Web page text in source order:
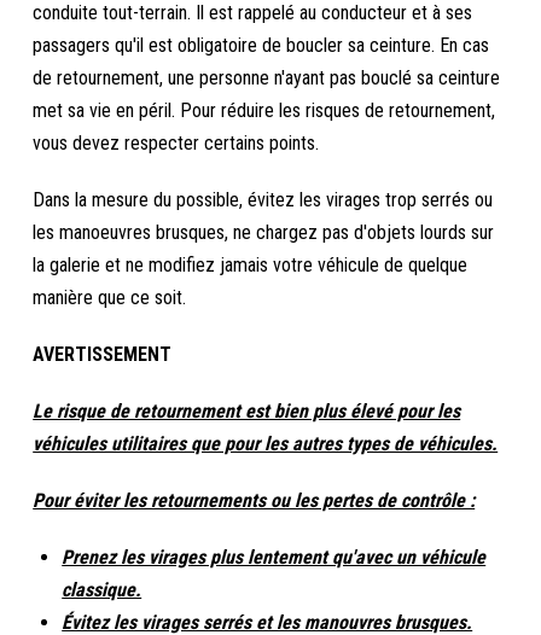
conduite tout-terrain. Il est rappelé au conducteur et à ses
passagers qu'il est obligatoire de boucler sa ceinture. En cas
de retournement, une personne n'ayant pas bouclé sa ceinture
met sa vie en péril. Pour réduire les risques de retournement,
vous devez respecter certains points.
Dans la mesure du possible, évitez les virages trop serrés ou
les manoeuvres brusques, ne chargez pas d'objets lourds sur
la galerie et ne modifiez jamais votre véhicule de quelque
manière que ce soit.
AVERTISSEMENT
Le risque de retournement est bien plus élevé pour les
véhicules utilitaires que pour les autres types de véhicules.
Pour éviter les retournements ou les pertes de contrôle :
Prenez les virages plus lentement qu'avec un véhicule
classique.
Évitez les virages serrés et les manouvres brusques.